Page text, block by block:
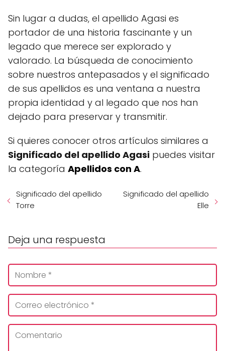
Sin lugar a dudas, el apellido Agasi es
portador de una historia fascinante y un
legado que merece ser explorado y
valorado. La búsqueda de conocimiento
sobre nuestros antepasados y el significado
de sus apellidos es una ventana a nuestra
propia identidad y al legado que nos han
dejado para preservar y transmitir.
Si quieres conocer otros artículos similares a
Significado del apellido Agasi puedes visitar
la categoría Apellidos con A.
Significado del apellido
Torre
Significado del apellido
Elle
Deja una respuesta